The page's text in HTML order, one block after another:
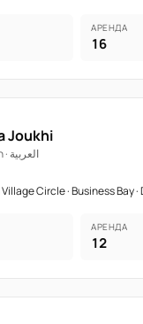
АРЕНДА
16
Joukhi
English · العربية
Circle · Business Bay
АРЕНДА
12